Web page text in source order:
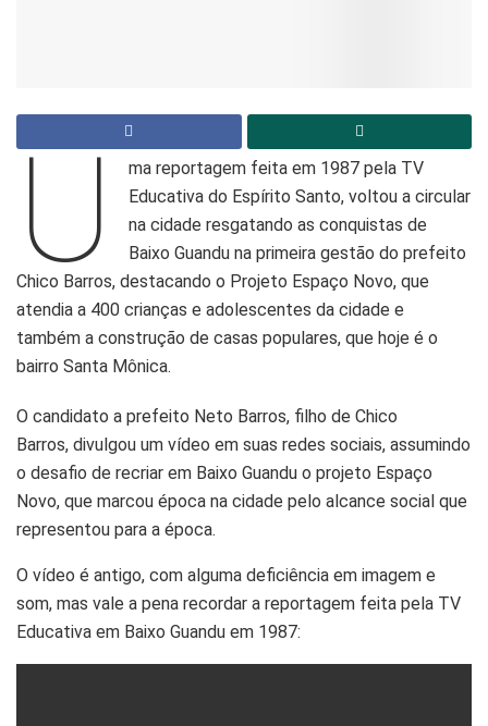
U
ma reportagem feita em 1987 pela TV
Educativa do Espírito Santo, voltou a circular
na cidade resgatando as conquistas de
Baixo Guandu na primeira gestão do prefeito
Chico Barros, destacando o Projeto Espaço Novo, que
atendia a 400 crianças e adolescentes da cidade e
também a construção de casas populares, que hoje é o
bairro Santa Mônica.
O candidato a prefeito Neto Barros, filho de Chico
Barros, divulgou um vídeo em suas redes sociais, assumindo
o desafio de recriar em Baixo Guandu o projeto Espaço
Novo, que marcou época na cidade pelo alcance social que
representou para a época.
O vídeo é antigo, com alguma deficiência em imagem e
som, mas vale a pena recordar a reportagem feita pela TV
Educativa em Baixo Guandu em 1987: